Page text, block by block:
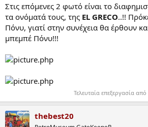
Στις επόμενες 2 φωτό είναι το
τα ονόματά τους, της EL GRECO..!!
Πόνυ, γιατί στην συνέχεια θα έρθουν
μπεμπέ Πόνυ!!!
Τελευταία επεξεργασία
thebest20